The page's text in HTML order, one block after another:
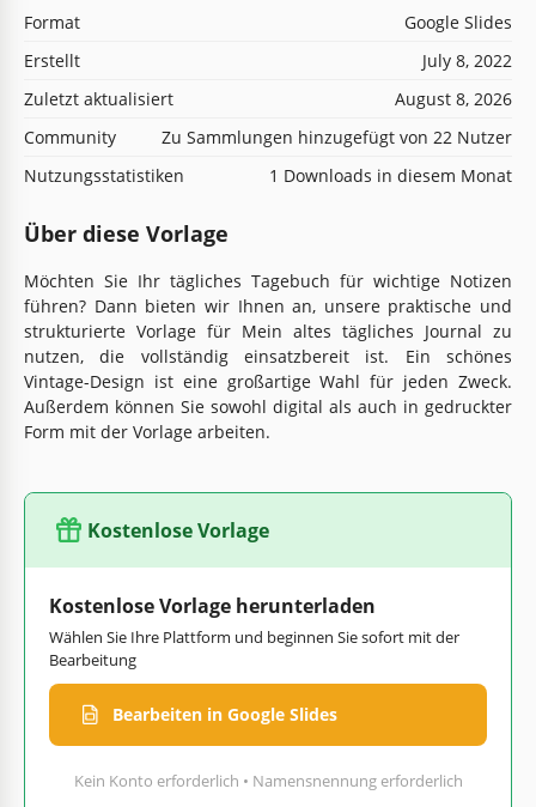
Format
Google Slides
Erstellt
July 8, 2022
Zuletzt aktualisiert
August 8, 2026
Community
Zu Sammlungen hinzugefügt von 22 Nutzer
Nutzungsstatistiken
1 Downloads in diesem Monat
Über diese Vorlage
Möchten Sie Ihr tägliches Tagebuch für wichtige Notizen
führen? Dann bieten wir Ihnen an, unsere praktische und
strukturierte Vorlage für Mein altes tägliches Journal zu
nutzen, die vollständig einsatzbereit ist. Ein schönes
Vintage-Design ist eine großartige Wahl für jeden Zweck.
Außerdem können Sie sowohl digital als auch in gedruckter
Form mit der Vorlage arbeiten.
Kostenlose Vorlage
Kostenlose Vorlage herunterladen
Wählen Sie Ihre Plattform und beginnen Sie sofort mit der
Bearbeitung
Bearbeiten in Google Slides
Kein Konto erforderlich • Namensnennung erforderlich